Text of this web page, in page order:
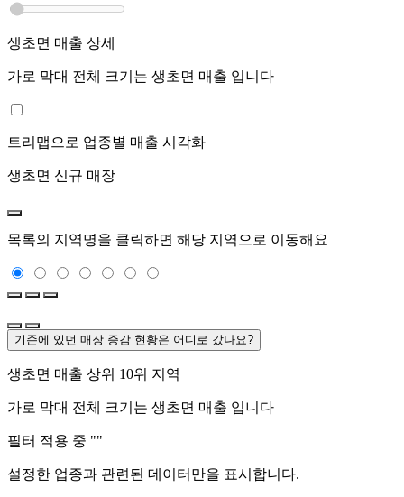
생초면 매출 상세
가로 막대 전체 크기는 생초면 매출 입니다
트리맵으로 업종별 매출 시각화
생초면 신규 매장
목록의 지역명을 클릭하면 해당 지역으로 이동해요
기존에 있던 매장 증감 현황은 어디로 갔나요?
생초면 매출 상위 10위 지역
가로 막대 전체 크기는 생초면 매출 입니다
필터 적용 중 ""
설정한 업종과 관련된 데이터만을 표시합니다.